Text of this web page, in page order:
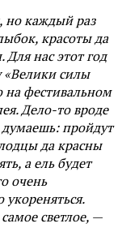
но каждый раз
красоты да
нас этот год
«Велики силы
на фестивальном
Дело-то вроде
пройдут
да красны
а ель будет
очень
светлое, —